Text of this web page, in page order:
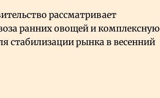
рассматривает
ранних овощей и комплексную
стабилизации рынка в весенний